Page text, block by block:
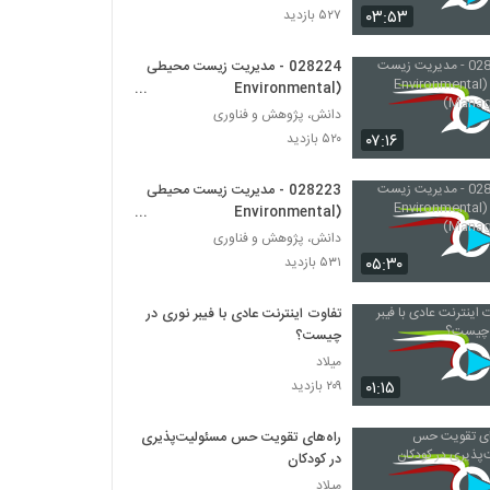
(Complex Engineered Systems)
۵۲۹ بازدید
028241 - سیستم های مهندسی شده پیچیده
(Complex Engineered Systems)
028242 - سیستم های مهندسی شده پیچیده
۶۰۳ بازدید
028243 - سیستم های مهندسی شده پیچیده
(Complex Engineered Systems)
۶۰۶ بازدید
028244 - سیستم های مهندسی شده پیچیده
(Complex Engineered Systems)
۰۳:۵۳
۵۲۷ بازدید
۰۷:۱۶
028224 - مدیریت زیست محیطی
(Environmental
Management)
دانش، پژوهش و فناوری
۵۲۰ بازدید
۰۵:۳۰
028223 - مدیریت زیست محیطی
(Environmental
Management)
دانش، پژوهش و فناوری
۵۳۱ بازدید
۰۱:۱۵
تفاوت اینترنت عادی با فیبر نوری در
چیست؟
میلاد
۲۰۹ بازدید
راه‌های تقویت حس مسئولیت‌پذیری
در کودکان
میلاد